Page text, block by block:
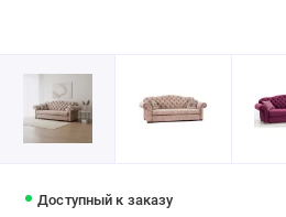
Доступный к заказу